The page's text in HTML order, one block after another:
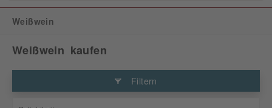
Weißwein
Weißwein kaufen
Filtern